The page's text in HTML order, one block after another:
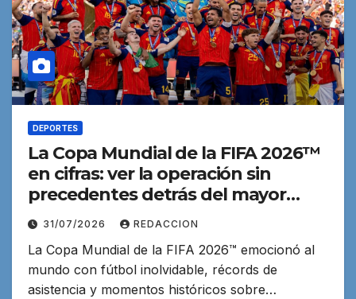
DEPORTES
La Copa Mundial de la FIFA 2026™
en cifras: ver la operación sin
precedentes detrás del mayor
evento deportivo de la historia
31/07/2026 REDACCION
La Copa Mundial de la FIFA 2026™ emocionó al
mundo con fútbol inolvidable, récords de
asistencia y momentos históricos sobre…